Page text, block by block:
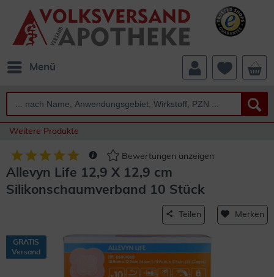
Menü
Weitere Produkte
Bewertungen anzeigen
Allevyn Life 12,9 X 12,9 cm
Silikonschaumverband 10 Stück
Teilen Merken
GRATIS
Versand